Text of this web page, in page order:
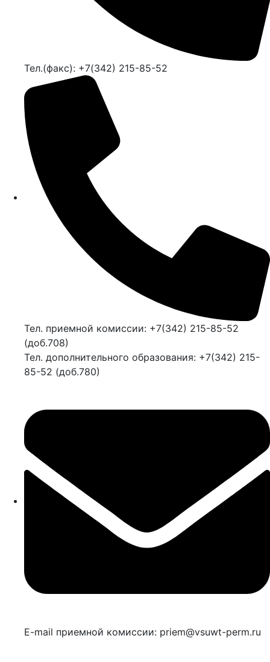
Тел.(факс): +7(342) 215-85-52
Тел. приемной комиссии: +7(342) 215-85-52
(доб.708)
Тел. дополнительного образования: +7(342) 215-
85-52 (доб.780)
E-mail приемной комиссии: priem@vsuwt-perm.ru